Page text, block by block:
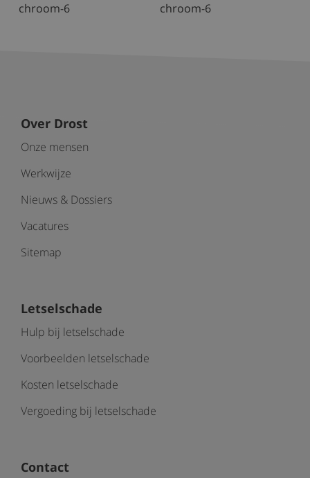
chroom-6
chroom-6
Over Drost
Onze mensen
Werkwijze
Nieuws & Dossiers
Vacatures
Sitemap
Letselschade
Hulp bij letselschade
Voorbeelden letselschade
Kosten letselschade
Vergoeding bij letselschade
Contact